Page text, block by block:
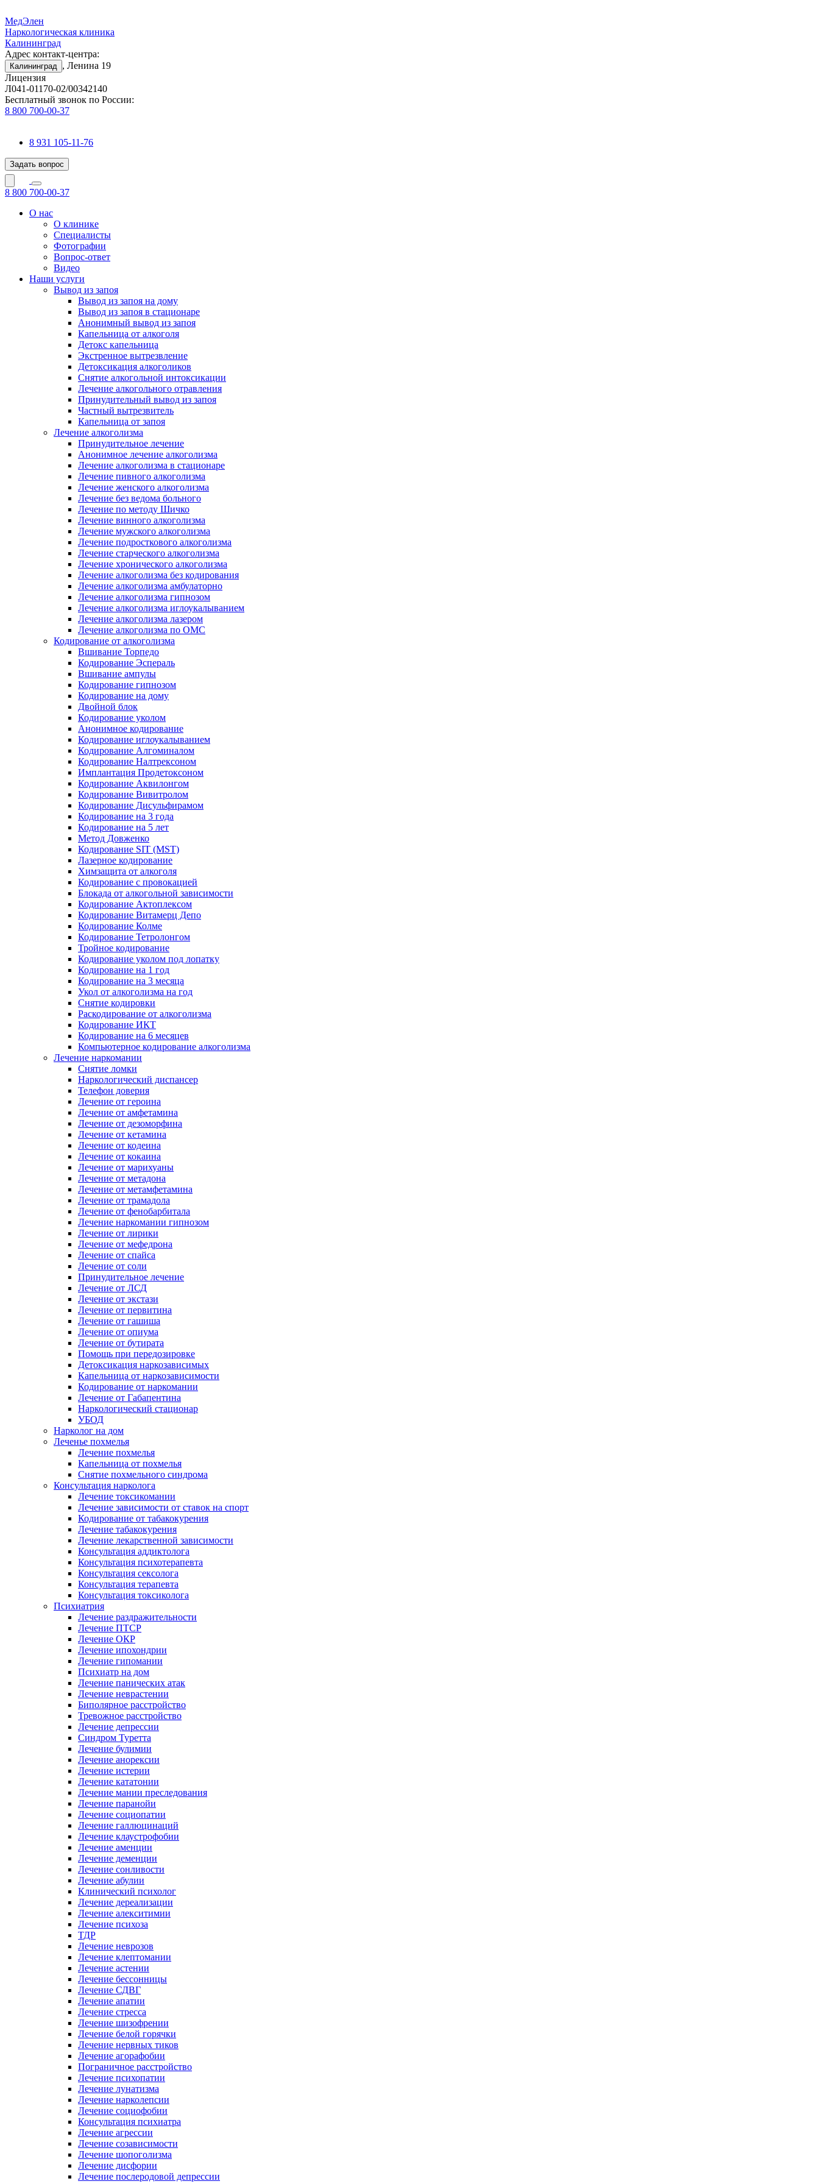
МедЭлен
Наркологическая клиника
Калининград
Адрес контакт-центра:
Калининград , Ленина 19
Лицензия
Л041-01170-02/00342140
Бесплатный звонок по России:
8 800 700-00-37
8 931 105-11-76
Задать вопрос
8 800 700-00-37
О нас
О клинике
Специалисты
Фотографии
Вопрос-ответ
Видео
Наши услуги
Вывод из запоя
Вывод из запоя на дому
Вывод из запоя в стационаре
Анонимный вывод из запоя
Капельница от алкоголя
Детокс капельница
Экстренное вытрезвление
Детоксикация алкоголиков
Снятие алкогольной интоксикации
Лечение алкогольного отравления
Принудительный вывод из запоя
Частный вытрезвитель
Капельница от запоя
Лечение алкоголизма
Принудительное лечение
Анонимное лечение алкоголизма
Лечение алкоголизма в стационаре
Лечение пивного алкоголизма
Лечение женского алкоголизма
Лечение без ведома больного
Лечение по методу Шичко
Лечение винного алкоголизма
Лечение мужского алкоголизма
Лечение подросткового алкоголизма
Лечение старческого алкоголизма
Лечение хронического алкоголизма
Лечение алкоголизма без кодирования
Лечение алкоголизма амбулаторно
Лечение алкоголизма гипнозом
Лечение алкоголизма иглоукалыванием
Лечение алкоголизма лазером
Лечение алкоголизма по ОМС
Кодирование от алкоголизма
Вшивание Торпедо
Кодирование Эспераль
Вшивание ампулы
Кодирование гипнозом
Кодирование на дому
Двойной блок
Кодирование уколом
Анонимное кодирование
Кодирование иглоукалыванием
Кодирование Алгоминалом
Кодирование Налтрексоном
Имплантация Продетоксоном
Кодирование Аквилонгом
Кодирование Вивитролом
Кодирование Дисульфирамом
Кодирование на 3 года
Кодирование на 5 лет
Метод Довженко
Кодирование SIT (MST)
Лазерное кодирование
Химзащита от алкоголя
Кодирование с провокацией
Блокада от алкогольной зависимости
Кодирование Актоплексом
Кодирование Витамерц Депо
Кодирование Колме
Кодирование Тетролонгом
Тройное кодирование
Кодирование уколом под лопатку
Кодирование на 1 год
Кодирование на 3 месяца
Укол от алкоголизма на год
Снятие кодировки
Раскодирование от алкоголизма
Кодирование ИКТ
Кодирование на 6 месяцев
Компьютерное кодирование алкоголизма
Лечение наркомании
Снятие ломки
Наркологический диспансер
Телефон доверия
Лечение от героина
Лечение от амфетамина
Лечение от дезоморфина
Лечение от кетамина
Лечение от кодеина
Лечение от кокаина
Лечение от марихуаны
Лечение от метадона
Лечение от метамфетамина
Лечение от трамадола
Лечение от фенобарбитала
Лечение наркомании гипнозом
Лечение от лирики
Лечение от мефедрона
Лечение от спайса
Лечение от соли
Принудительное лечение
Лечение от ЛСД
Лечение от экстази
Лечение от первитина
Лечение от гашиша
Лечение от опиума
Лечение от бутирата
Помощь при передозировке
Детоксикация наркозависимых
Капельница от наркозависимости
Кодирование от наркомании
Лечение от Габапентина
Наркологический стационар
УБОД
Нарколог на дом
Леченье похмелья
Лечение похмелья
Капельница от похмелья
Снятие похмельного синдрома
Консультация нарколога
Лечение токсикомании
Лечение зависимости от ставок на спорт
Кодирование от табакокурения
Лечение табакокурения
Лечение лекарственной зависимости
Консультация аддиктолога
Консультация психотерапевта
Консультация сексолога
Консультация терапевта
Консультация токсиколога
Психиатрия
Лечение раздражительности
Лечение ПТСР
Лечение ОКР
Лечение ипохондрии
Лечение гипомании
Психиатр на дом
Лечение панических атак
Лечение неврастении
Биполярное расстройство
Тревожное расстройство
Лечение депрессии
Синдром Туретта
Лечение булимии
Лечение анорексии
Лечение истерии
Лечение кататонии
Лечение мании преследования
Лечение паранойи
Лечение социопатии
Лечение галлюцинаций
Лечение клаустрофобии
Лечение аменции
Лечение деменции
Лечение сонливости
Лечение абулии
Клинический психолог
Лечение дереализации
Лечение алекситимии
Лечение психоза
ТДР
Лечение неврозов
Лечение клептомании
Лечение астении
Лечение бессонницы
Лечение СДВГ
Лечение апатии
Лечение стресса
Лечение шизофрении
Лечение белой горячки
Лечение нервных тиков
Лечение агорафобии
Пограничное расстройство
Лечение психопатии
Лечение лунатизма
Лечение нарколепсии
Лечение социофобии
Консультация психиатра
Лечение агрессии
Лечение созависимости
Лечение шопоголизма
Лечение дисфории
Лечение послеродовой депрессии